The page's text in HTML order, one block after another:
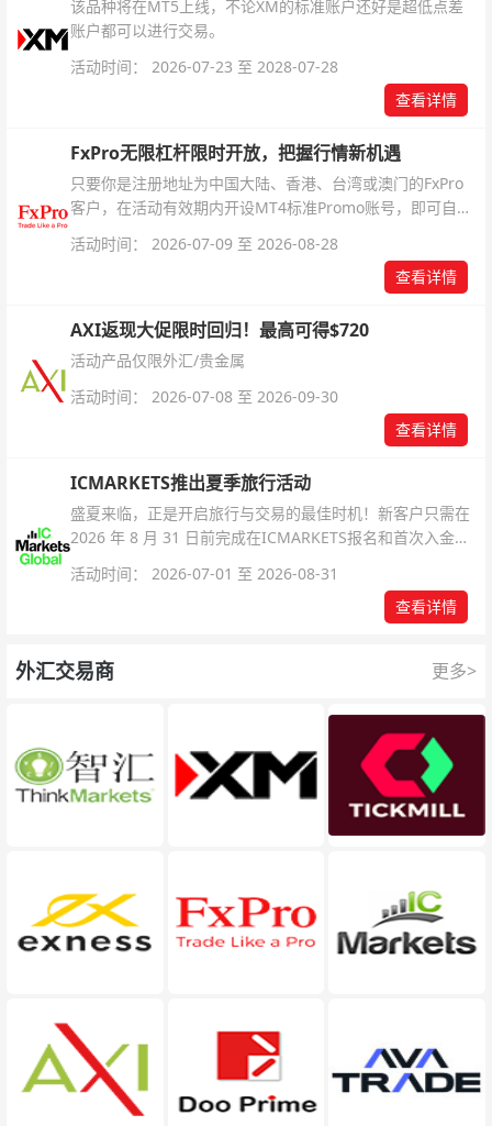
该品种将在MT5上线，不论XM的标准账户还好是超低点差
账户都可以进行交易。
活动时间： 2026-07-23 至 2028-07-28
查看详情
FxPro无限杠杆限时开放，把握行情新机遇
只要你是注册地址为中国大陆、香港、台湾或澳门的FxPro
客户，在活动有效期内开设MT4标准Promo账号，即可自动
活动时间： 2026-07-09 至 2026-08-28
查看详情
AXI返现大促限时回归！最高可得$720
活动产品仅限外汇/贵金属
活动时间： 2026-07-08 至 2026-09-30
查看详情
ICMARKETS推出夏季旅行活动
盛夏来临，正是开启旅行与交易的最佳时机！新客户只需在
2026 年 8 月 31 日前完成在ICMARKETS报名和首次入金即
活动时间： 2026-07-01 至 2026-08-31
查看详情
外汇交易商 更多>